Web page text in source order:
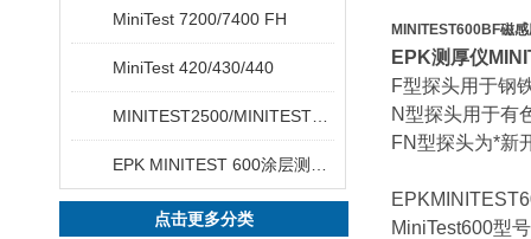
MiniTest 7200/7400 FH
MiniTest 420/430/440
点击更多分类
MINITEST600BF磁
EPK测厚仪
F型探头用于钢
N型探头用于有
FN型探头为*新
MiniTest600型